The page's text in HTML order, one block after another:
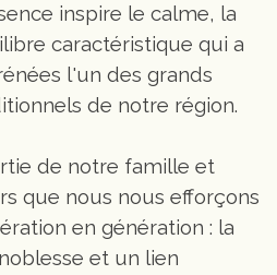
inspire le calme, la
caractéristique qui a
l'un des grands
de notre région.
de notre famille et
que nous nous efforçons
en génération : la
et un lien